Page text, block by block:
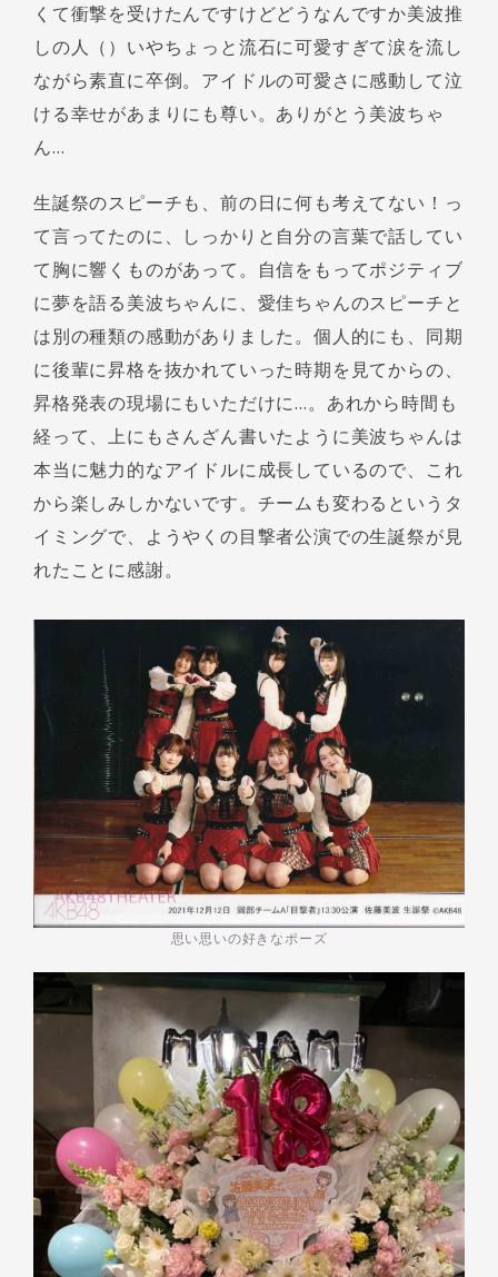
くて衝撃を受けたんですけどどうなんですか美波推
しの人（）いやちょっと流石に可愛すぎて涙を流し
ながら素直に卒倒。アイドルの可愛さに感動して泣
ける幸せがあまりにも尊い。ありがとう美波ちゃ
ん…
生誕祭のスピーチも、前の日に何も考えてない！っ
て言ってたのに、しっかりと自分の言葉で話してい
て胸に響くものがあって。自信をもってポジティブ
に夢を語る美波ちゃんに、愛佳ちゃんのスピーチと
は別の種類の感動がありました。個人的にも、同期
に後輩に昇格を抜かれていった時期を見てからの、
昇格発表の現場にもいただけに…。あれから時間も
経って、上にもさんざん書いたように美波ちゃんは
本当に魅力的なアイドルに成長しているので、これ
から楽しみしかないです。チームも変わるというタ
イミングで、ようやくの目撃者公演での生誕祭が見
れたことに感謝。
思い思いの好きなポーズ